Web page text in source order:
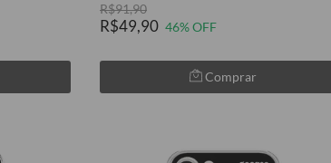
R$91,90
R$49,90 46% OFF
Comprar